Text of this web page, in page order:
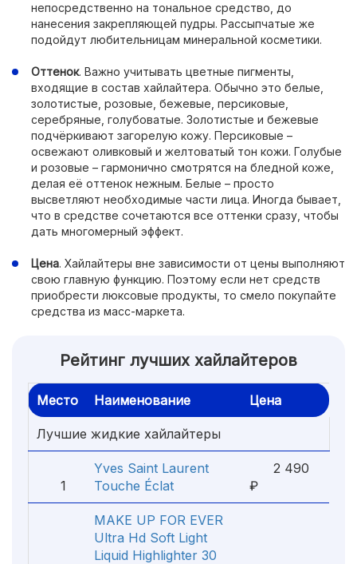
непосредственно на тональное средство, до
нанесения закрепляющей пудры. Рассыпчатые же
подойдут любительницам минеральной косметики.
Оттенок. Важно учитывать цветные пигменты,
входящие в состав хайлайтера. Обычно это белые,
золотистые, розовые, бежевые, персиковые,
серебряные, голубоватые. Золотистые и бежевые
подчёркивают загорелую кожу. Персиковые –
освежают оливковый и желтоватый тон кожи. Голубые
и розовые – гармонично смотрятся на бледной коже,
делая её оттенок нежным. Белые – просто
высветляют необходимые части лица. Иногда бывает,
что в средстве сочетаются все оттенки сразу, чтобы
дать многомерный эффект.
Цена. Хайлайтеры вне зависимости от цены выполняют
свою главную функцию. Поэтому если нет средств
приобрести люксовые продукты, то смело покупайте
средства из масс-маркета.
Рейтинг лучших хайлайтеров
Место Наименование Цена
Лучшие жидкие хайлайтеры
1
Yves Saint Laurent
Touche Éclat
2 490
₽
MAKE UP FOR EVER
Ultra Hd Soft Light
Liquid Highlighter 30